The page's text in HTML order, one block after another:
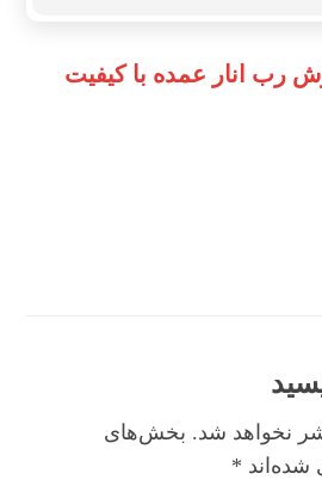
رب انار عمده با کیفیت
نخواهد شد. بخش‌های
شده‌اند *